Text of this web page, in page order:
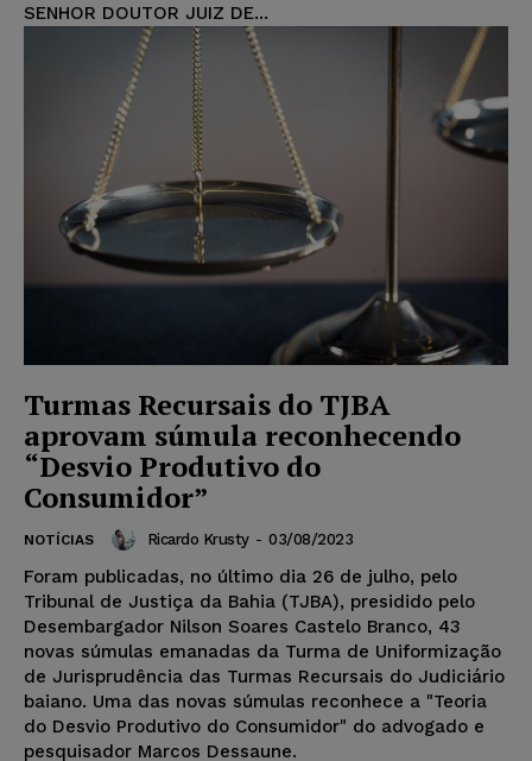
SENHOR DOUTOR JUIZ DE...
Turmas Recursais do TJBA
aprovam súmula reconhecendo
“Desvio Produtivo do
Consumidor”
NOTÍCIAS Ricardo Krusty - 03/08/2023
Foram publicadas, no último dia 26 de julho, pelo
Tribunal de Justiça da Bahia (TJBA), presidido pelo
Desembargador Nilson Soares Castelo Branco, 43
novas súmulas emanadas da Turma de Uniformização
de Jurisprudência das Turmas Recursais do Judiciário
baiano. Uma das novas súmulas reconhece a "Teoria
do Desvio Produtivo do Consumidor" do advogado e
pesquisador Marcos Dessaune.